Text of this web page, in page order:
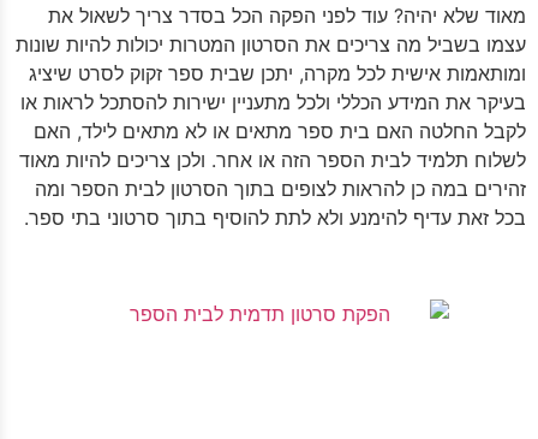
מאוד שלא יהיה? עוד לפני הפקה הכל בסדר צריך לשאול את
עצמו בשביל מה צריכים את הסרטון המטרות יכולות להיות שונות
ומותאמות אישית לכל מקרה, יתכן שבית ספר זקוק לסרט שיציג
בעיקר את המידע הכללי ולכל מתעניין ישירות להסתכל לראות או
לקבל החלטה האם בית ספר מתאים או לא מתאים לילד, האם
לשלוח תלמיד לבית הספר הזה או אחר. ולכן צריכים להיות מאוד
זהירים במה כן להראות לצופים בתוך הסרטון לבית הספר ומה
בכל זאת עדיף להימנע ולא לתת להוסיף בתוך סרטוני בתי ספר.